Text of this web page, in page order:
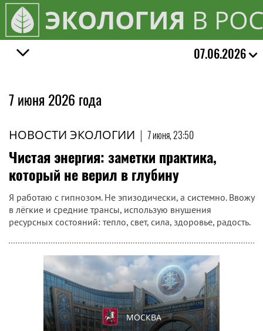
ЭКОЛОГИЯ В
07.06.2026
7 июня 2026 года
НОВОСТИ ЭКОЛОГИИ | 7 июня, 23:50
Чистая энергия: заметки практика,
который не верил в глубину
Я работаю с гипнозом. Не эпизодически, а системно. Ввожу
в лёгкие и средние трансы, использую внушения
ресурсных состояний: тепло, свет, сила, здоровье, радость.
МОСКВА